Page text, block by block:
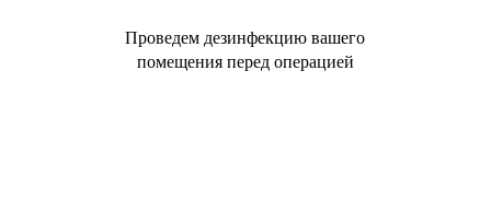
Проведем дезинфекцию вашего
помещения перед операцией